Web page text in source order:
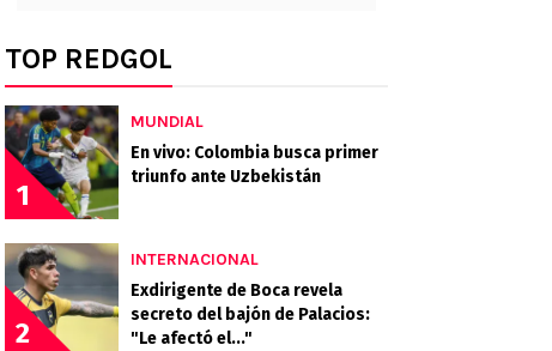
TOP REDGOL
1
MUNDIAL
En vivo: Colombia busca primer
triunfo ante Uzbekistán
2
INTERNACIONAL
Exdirigente de Boca revela
secreto del bajón de Palacios:
"Le afectó el..."